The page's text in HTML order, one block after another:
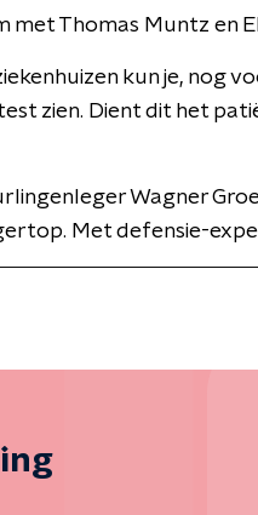
met Thomas Muntz en
kun je, nog
zien. Dient dit het
Wagner
Met defensie-